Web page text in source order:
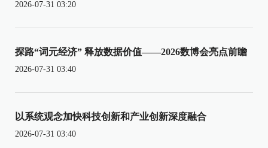
2026-07-31 03:20
探路“词元经济” 释放数据价值——2026数博会亮点前瞻
2026-07-31 03:40
以系统观念加快科技创新和产业创新深度融合
2026-07-31 03:40